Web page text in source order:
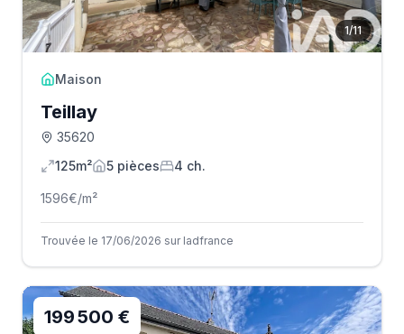
1/11
Maison
Teillay
35620
125m²
5 pièces 4 ch.
1596€/m²
Trouvée le 17/06/2026 sur Iadfrance
199 500 €